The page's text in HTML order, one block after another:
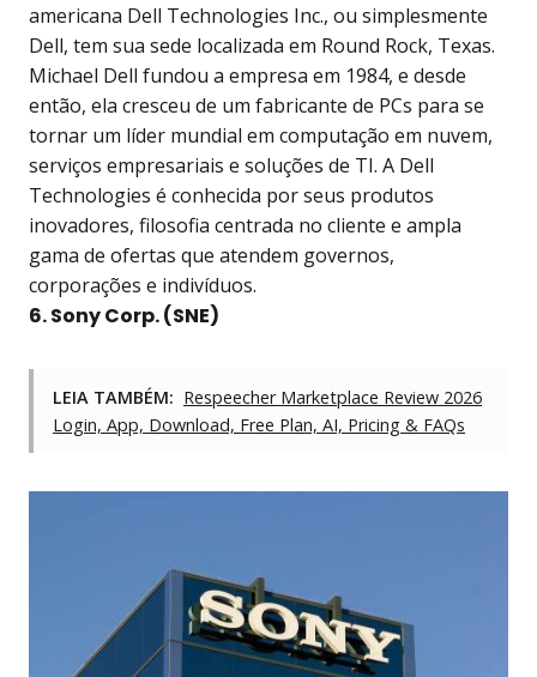
americana Dell Technologies Inc., ou simplesmente
Dell, tem sua sede localizada em Round Rock, Texas.
Michael Dell fundou a empresa em 1984, e desde
então, ela cresceu de um fabricante de PCs para se
tornar um líder mundial em computação em nuvem,
serviços empresariais e soluções de TI. A Dell
Technologies é conhecida por seus produtos
inovadores, filosofia centrada no cliente e ampla
gama de ofertas que atendem governos,
corporações e indivíduos.
6. Sony Corp. (SNE)
LEIA TAMBÉM: Respeecher Marketplace Review 2026
Login, App, Download, Free Plan, AI, Pricing & FAQs